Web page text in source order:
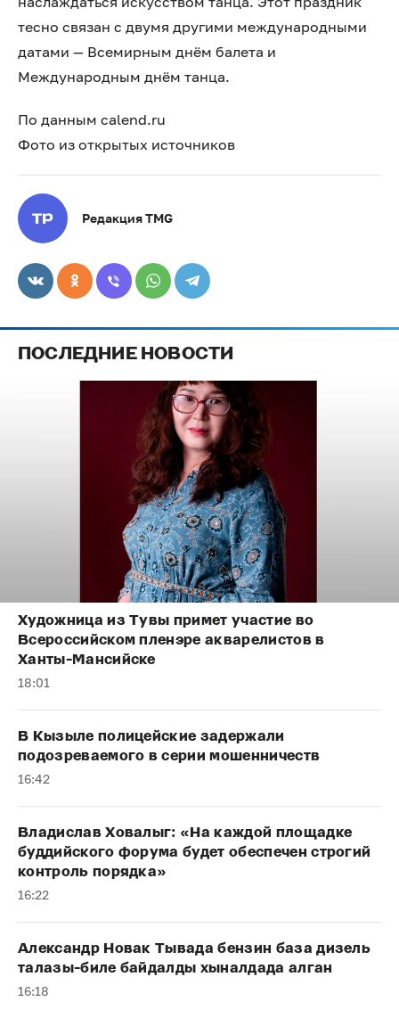
тесно связан с двумя другими международными
датами — Всемирным днём балета и
Международным днём танца.
По данным calend.ru
Фото из открытых источников
Редакция TMG
ПОСЛЕДНИЕ НОВОСТИ
Художница из Тувы примет участие во
Всероссийском пленэре акварелистов в
Ханты-Мансийске
18:01
В Кызыле полицейские задержали
подозреваемого в серии мошенничеств
16:42
Владислав Ховалыг: «На каждой площадке
буддийского форума будет обеспечен строгий
контроль порядка»
16:22
Александр Новак Тывада бензин база дизель
талазы-биле байдалды хыналдада алган
16:18